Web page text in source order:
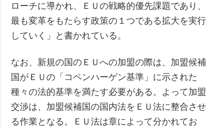
ローチに導かれ、ＥＵの戦略的優先課題であり、
最も変革をもたらす政策の１つである拡大を実行
していく」と書かれている。
なお、新規の国のＥＵへの加盟の際は、加盟候補
国がＥＵの「コペンハーゲン基準」に示された
種々の法的基準を満たす必要がある。よって加盟
交渉は、加盟候補国の国内法をＥＵ法に整合させ
る作業となる。ＥＵ法は章によって分かれてお